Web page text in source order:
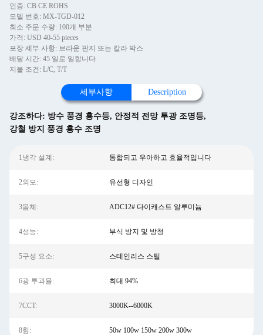
인증: CB CE ROHS
모델 번호: MX-TGD-012
최소 주문 수량: 100개 부분
가격: USD 40-55 pieces
포장 세부 사항: 브라운 판지 또는 칼라 박스
배달 시간: 45 일로 일합니다
지불 조건: L/C, T/T
세부사항 Description
강조하다: 방수 풍경 홍수등, 안정적 전망 투광 조명등,
강철 방지 풍경 홍수 조명
1냉각 설계: 통합되고 우아하고 효율적입니다
2외모: 유선형 디자인
3몸체: ADC12# 다이캐스트 알루미늄
4성능: 부식 방지 및 방청
5구성 요소: 스테인리스 스틸
6광 투과율: 최대 94%
7CCT: 3000K--6000K
8힘: 50w 100w 150w 200w 300w